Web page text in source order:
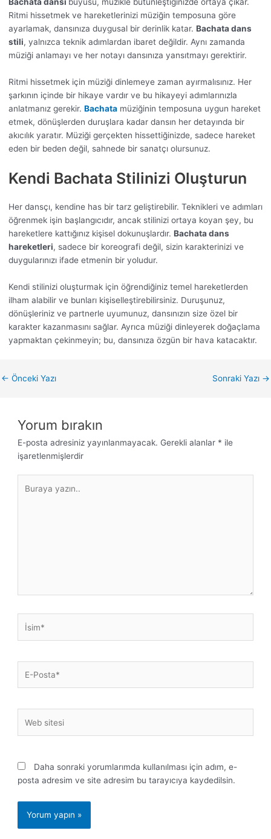
Bachata dansı büyüsü, müzikle bütünleştiğinizde ortaya çıkar.
Ritmi hissetmek ve hareketlerinizi müziğin temposuna göre
ayarlamak, dansınıza duygusal bir derinlik katar. Bachata dans
stili, yalnızca teknik adımlardan ibaret değildir. Aynı zamanda
müziği anlamayı ve her notayı dansınıza yansıtmayı gerektirir.
Ritmi hissetmek için müziği dinlemeye zaman ayırmalısınız. Her
şarkının içinde bir hikaye vardır ve bu hikayeyi adımlarınızla
anlatmanız gerekir. Bachatamüziğinin temposuna uygun hareket
etmek, dönüşlerden duruşlara kadar dansın her detayında bir
akıcılık yaratır. Müziği gerçekten hissettiğinizde, sadece hareket
eden bir beden değil, sahnede bir sanatçı olursunuz.
Kendi Bachata Stilinizi Oluşturun
Her dansçı, kendine has bir tarz geliştirebilir. Teknikleri ve adımları
öğrenmek işin başlangıcıdır, ancak stilinizi ortaya koyan şey, bu
hareketlere kattığınız kişisel dokunuşlardır. Bachata dans
hareketleri, sadece bir koreografi değil, sizin karakterinizi ve
duygularınızı ifade etmenin bir yoludur.
Kendi stilinizi oluşturmak için öğrendiğiniz temel hareketlerden
ilham alabilir ve bunları kişiselleştirebilirsiniz. Duruşunuz,
dönüşleriniz ve partnerle uyumunuz, dansınızın size özel bir
karakter kazanmasını sağlar. Ayrıca müziği dinleyerek doğaçlama
yapmaktan çekinmeyin; bu, dansınıza özgün bir hava katacaktır.
← Önceki Yazı Sonraki Yazı →
Yorum bırakın
E-posta adresiniz yayınlanmayacak. Gerekli alanlar * ile
işaretlenmişlerdir
yazın..
Posta*
sitesi
Daha sonraki yorumlarımda kullanılması için adım, e-
posta adresim ve site adresim bu tarayıcıya kaydedilsin.